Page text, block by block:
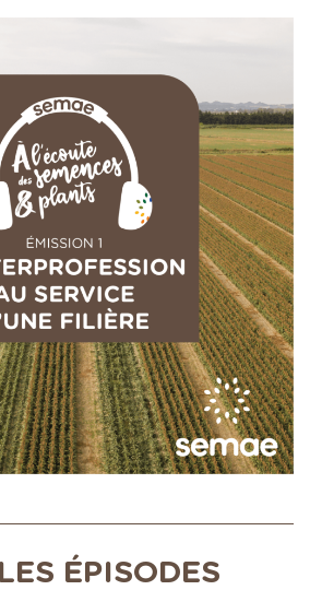
ÉPISODES